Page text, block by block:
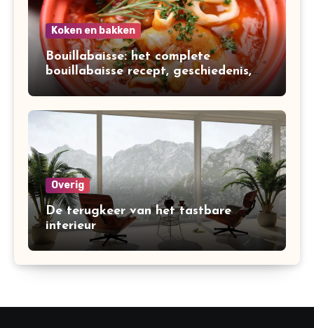
Koken en bakken
Bouillabaisse: het complete
bouillabaisse recept, geschiedenis,
variaties en bereiding
Overig
De terugkeer van het tastbare
interieur